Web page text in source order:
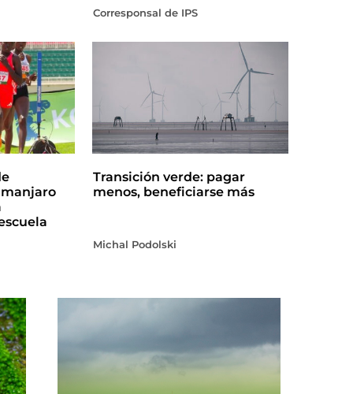
Corresponsal de IPS
Transición verde: pagar
menos, beneficiarse más
Michal Podolski